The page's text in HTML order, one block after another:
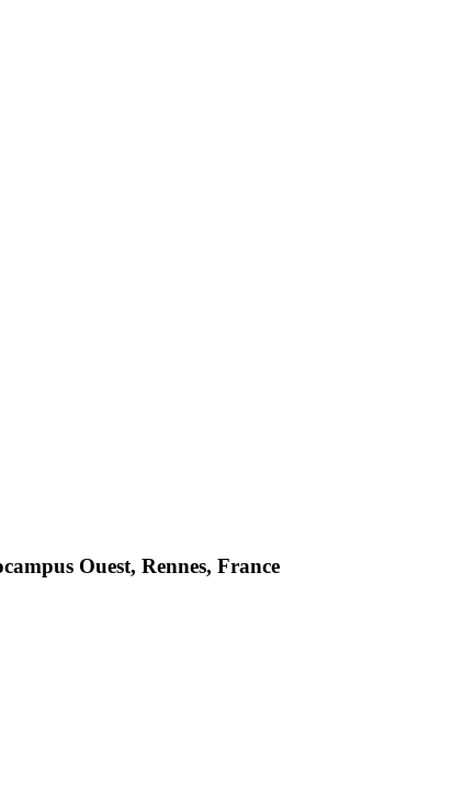
Ouest, Rennes, France